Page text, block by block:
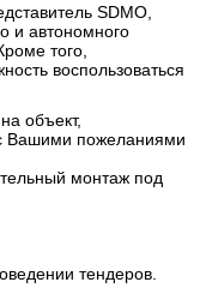
SDMO,
и автономного
того,
воспользоваться
объект,
Вашими пожеланиями
монтаж под
тендеров.